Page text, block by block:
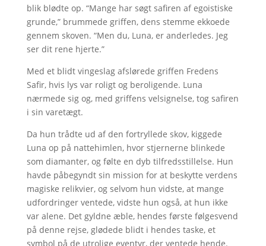
blik blødte op. “Mange har søgt safiren af egoistiske
grunde,” brummede griffen, dens stemme ekkoede
gennem skoven. “Men du, Luna, er anderledes. Jeg
ser dit rene hjerte.”
Med et blidt vingeslag afslørede griffen Fredens
Safir, hvis lys var roligt og beroligende. Luna
nærmede sig og, med griffens velsignelse, tog safiren
i sin varetægt.
Da hun trådte ud af den fortryllede skov, kiggede
Luna op på nattehimlen, hvor stjernerne blinkede
som diamanter, og følte en dyb tilfredsstillelse. Hun
havde påbegyndt sin mission for at beskytte verdens
magiske relikvier, og selvom hun vidste, at mange
udfordringer ventede, vidste hun også, at hun ikke
var alene. Det gyldne æble, hendes første følgesvend
på denne rejse, glødede blidt i hendes taske, et
symbol på de utrolige eventyr, der ventede hende.